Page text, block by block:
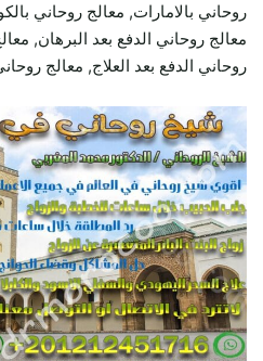
روحاني بالامارات, معالج روحاني
معالج روحاني الدفع بعد البرهان,
روحاني الدفع بعد العلاج, معالج